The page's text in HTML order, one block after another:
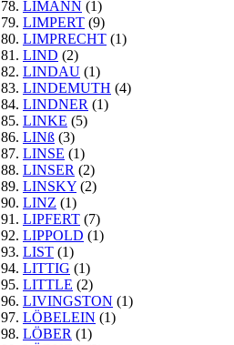
78. LIMANN (1)
79. LIMPERT (9)
80. LIMPRECHT (1)
81. LIND (2)
82. LINDAU (1)
83. LINDEMUTH (4)
84. LINDNER (1)
85. LINKE (5)
86. LINß (3)
87. LINSE (1)
88. LINSER (2)
89. LINSKY (2)
90. LINZ (1)
91. LIPFERT (7)
92. LIPPOLD (1)
93. LIST (1)
94. LITTIG (1)
95. LITTLE (2)
96. LIVINGSTON (1)
97. LÖBELEIN (1)
98. LÖBER (1)